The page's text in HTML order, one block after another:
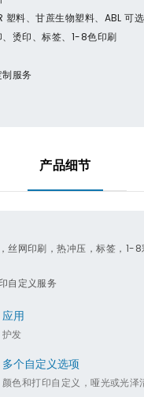
塑料、甘蔗生物塑料、ABL 可选
、烫印、标签、1-8色印刷
服务
产品细节
丝网印刷，热冲压，标签，1-
自定义服务
应用
护发
多个自定义选项
颜色和打印​​自定义，哑光或光泽